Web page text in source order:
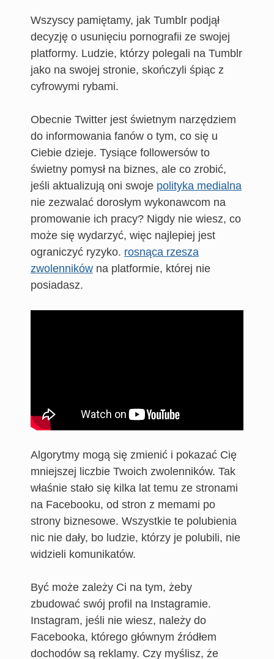
Wszyscy pamiętamy, jak Tumblr podjął
decyzję o usunięciu pornografii ze swojej
platformy. Ludzie, którzy polegali na Tumblr
jako na swojej stronie, skończyli śpiąc z
cyfrowymi rybami.
Obecnie Twitter jest świetnym narzędziem
do informowania fanów o tym, co się u
Ciebie dzieje. Tysiące followersów to
świetny pomysł na biznes, ale co zrobić,
jeśli aktualizują oni swoje polityka medialna
nie zezwalać dorosłym wykonawcom na
promowanie ich pracy? Nigdy nie wiesz, co
może się wydarzyć, więc najlepiej jest
ograniczyć ryzyko. rosnąca rzesza
zwolenników na platformie, której nie
posiadasz.
Algorytmy mogą się zmienić i pokazać Cię
mniejszej liczbie Twoich zwolenników. Tak
właśnie stało się kilka lat temu ze stronami
na Facebooku, od stron z memami po
strony biznesowe. Wszystkie te polubienia
nic nie dały, bo ludzie, którzy je polubili, nie
widzieli komunikatów.
Być może zależy Ci na tym, żeby
zbudować swój profil na Instagramie.
Instagram, jeśli nie wiesz, należy do
Facebooka, którego głównym źródłem
dochodów są reklamy. Czy myślisz, że